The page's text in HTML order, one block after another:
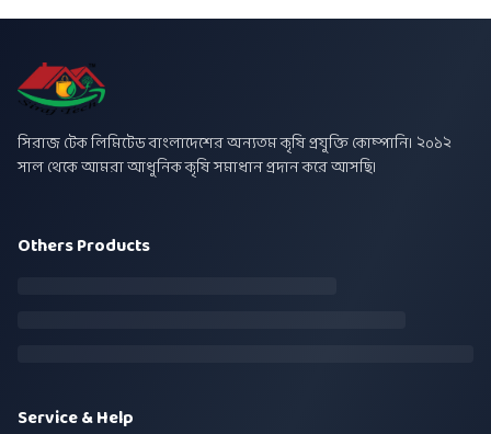
সিরাজ টেক লিমিটেড বাংলাদেশের অন্যতম কৃষি প্রযুক্তি কোম্পানি। ২০১২
সাল থেকে আমরা আধুনিক কৃষি সমাধান প্রদান করে আসছি।
Others Products
Service & Help